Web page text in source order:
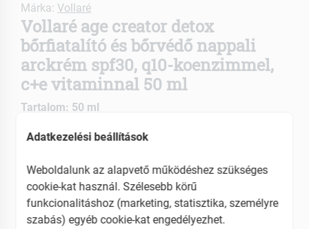
Márka: Vollaré
Vollaré age creator detox
bőrfiatalító és bőrvédő nappali
arckrém spf30, q10-koenzimmel,
c+e vitaminnal 50 ml
Tartalom: 50 ml
Adatkezelési beállítások
Weboldalunk az alapvető működéshez szükséges
cookie-kat használ. Szélesebb körű
funkcionalitáshoz (marketing, statisztika, személyre
szabás) egyéb cookie-kat engedélyezhet.